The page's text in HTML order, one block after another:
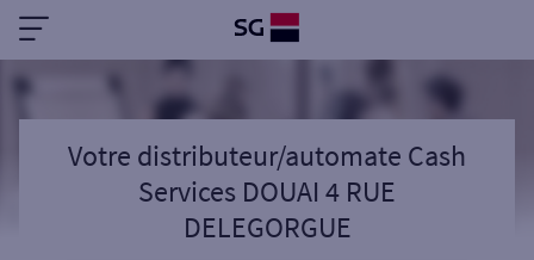
Votre distributeur/automate Cash
Services DOUAI 4 RUE
DELEGORGUE